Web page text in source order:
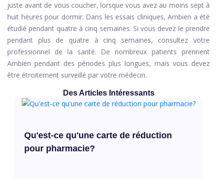
juste avant de vous coucher, lorsque vous avez au moins sept à
huit heures pour dormir. Dans les essais cliniques, Ambien a été
étudié pendant quatre à cinq semaines. Si vous devez le prendre
pendant plus de quatre à cinq semaines, consultez votre
professionnel de la santé. De nombreux patients prennent
Ambien pendant des périodes plus longues, mais vous devez
être étroitement surveillé par votre médecin.
Des Articles Intéressants
Qu'est-ce qu'une carte de réduction
pour pharmacie?